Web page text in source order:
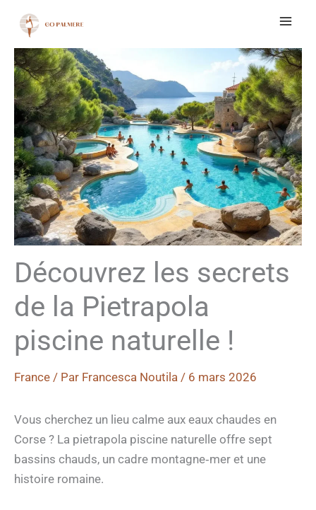
contenu
Découvrez les secrets
de la Pietrapola
piscine naturelle !
France / Par Francesca Noutila / 6 mars 2026
Vous cherchez un lieu calme aux eaux chaudes en
Corse ? La pietrapola piscine naturelle offre sept
bassins chauds, un cadre montagne‑mer et une
histoire romaine.